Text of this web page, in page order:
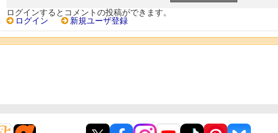
ログインするとコメントの投稿ができます。
ログイン
新規ユーザ登録